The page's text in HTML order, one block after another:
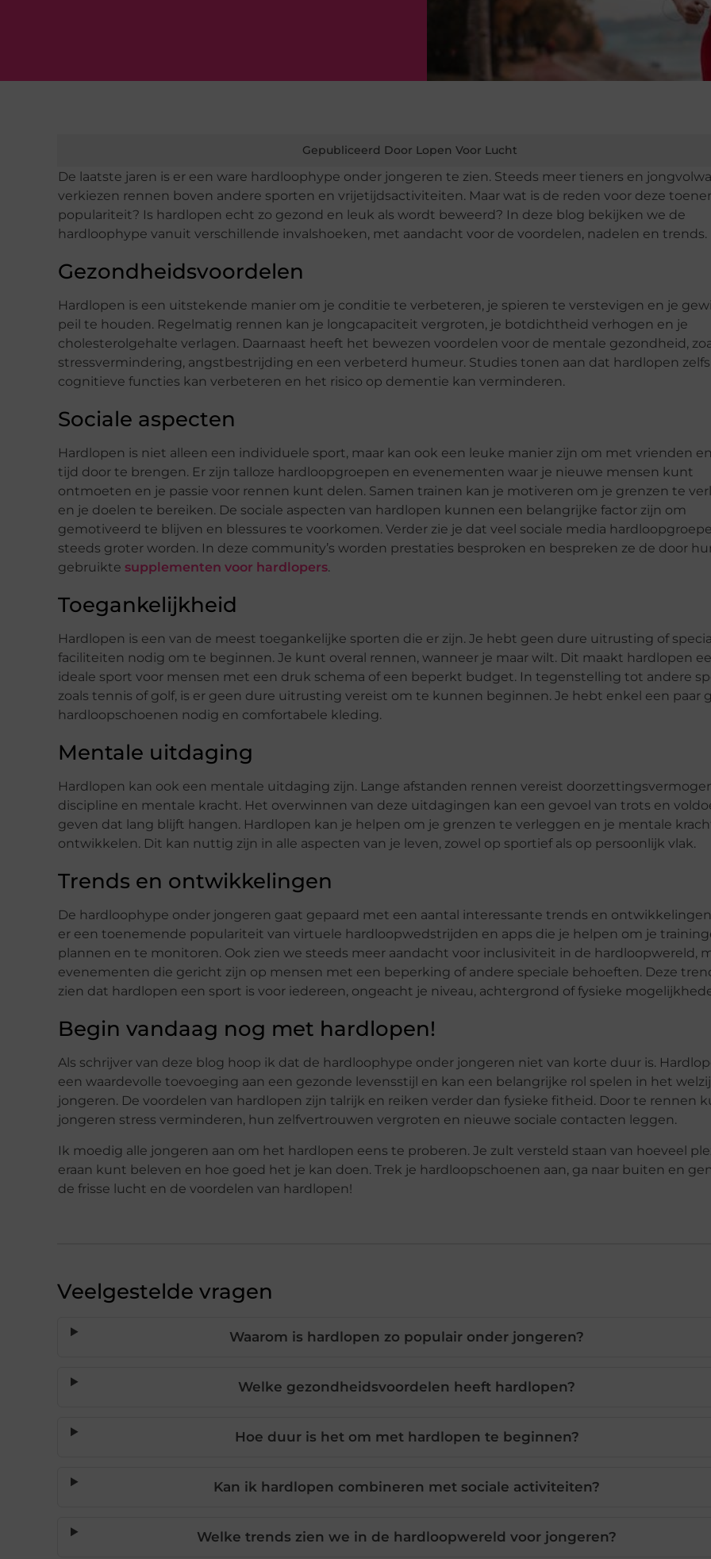
Gepubliceerd Door Lopen Voor Lucht
De laatste jaren is er een ware hardloophype onder jongeren te zien. Steeds meer tieners en
verkiezen rennen boven andere sporten en vrijetijdsactiviteiten. Maar wat is de reden voor deze
populariteit? Is hardlopen echt zo gezond en leuk als wordt beweerd? In deze blog bekijken we de
hardloophype vanuit verschillende invalshoeken, met aandacht voor de voordelen, nadelen en trends.
Gezondheidsvoordelen
Hardlopen is een uitstekende manier om je conditie te verbeteren, je spieren te verstevigen en je
peil te houden. Regelmatig rennen kan je longcapaciteit vergroten, je botdichtheid verhogen en je
cholesterolgehalte verlagen. Daarnaast heeft het bewezen voordelen voor de mentale gezondheid,
stressvermindering, angstbestrijding en een verbeterd humeur. Studies tonen aan dat hardlopen
cognitieve functies kan verbeteren en het risico op dementie kan verminderen.
Sociale aspecten
Hardlopen is niet alleen een individuele sport, maar kan ook een leuke manier zijn om met vrienden
tijd door te brengen. Er zijn talloze hardloopgroepen en evenementen waar je nieuwe mensen kunt
ontmoeten en je passie voor rennen kunt delen. Samen trainen kan je motiveren om je grenzen te
en je doelen te bereiken. De sociale aspecten van hardlopen kunnen een belangrijke factor zijn om
gemotiveerd te blijven en blessures te voorkomen. Verder zie je dat veel sociale media
steeds groter worden. In deze community’s worden prestaties besproken en bespreken ze de door
gebruikte supplementen voor hardlopers.
Toegankelijkheid
Hardlopen is een van de meest toegankelijke sporten die er zijn. Je hebt geen dure uitrusting of
faciliteiten nodig om te beginnen. Je kunt overal rennen, wanneer je maar wilt. Dit maakt hardlopen
ideale sport voor mensen met een druk schema of een beperkt budget. In tegenstelling tot andere
zoals tennis of golf, is er geen dure uitrusting vereist om te kunnen beginnen. Je hebt enkel een paar
hardloopschoenen nodig en comfortabele kleding.
Mentale uitdaging
Hardlopen kan ook een mentale uitdaging zijn. Lange afstanden rennen vereist
discipline en mentale kracht. Het overwinnen van deze uitdagingen kan een gevoel van trots en
geven dat lang blijft hangen. Hardlopen kan je helpen om je grenzen te verleggen en je mentale
ontwikkelen. Dit kan nuttig zijn in alle aspecten van je leven, zowel op sportief als op persoonlijk vlak.
Trends en ontwikkelingen
De hardloophype onder jongeren gaat gepaard met een aantal interessante trends en
er een toenemende populariteit van virtuele hardloopwedstrijden en apps die je helpen om je
plannen en te monitoren. Ook zien we steeds meer aandacht voor inclusiviteit in de hardloopwereld,
evenementen die gericht zijn op mensen met een beperking of andere speciale behoeften. Deze
zien dat hardlopen een sport is voor iedereen, ongeacht je niveau, achtergrond of fysieke
Begin vandaag nog met hardlopen!
Als schrijver van deze blog hoop ik dat de hardloophype onder jongeren niet van korte duur is.
een waardevolle toevoeging aan een gezonde levensstijl en kan een belangrijke rol spelen in het
jongeren. De voordelen van hardlopen zijn talrijk en reiken verder dan fysieke fitheid. Door te rennen
jongeren stress verminderen, hun zelfvertrouwen vergroten en nieuwe sociale contacten leggen.
Ik moedig alle jongeren aan om het hardlopen eens te proberen. Je zult versteld staan van hoeveel
eraan kunt beleven en hoe goed het je kan doen. Trek je hardloopschoenen aan, ga naar buiten en
de frisse lucht en de voordelen van hardlopen!
Veelgestelde vragen
Waarom is hardlopen zo populair onder jongeren?
Welke gezondheidsvoordelen heeft hardlopen?
Hoe duur is het om met hardlopen te beginnen?
Kan ik hardlopen combineren met sociale activiteiten?
Welke trends zien we in de hardloopwereld voor jongeren?